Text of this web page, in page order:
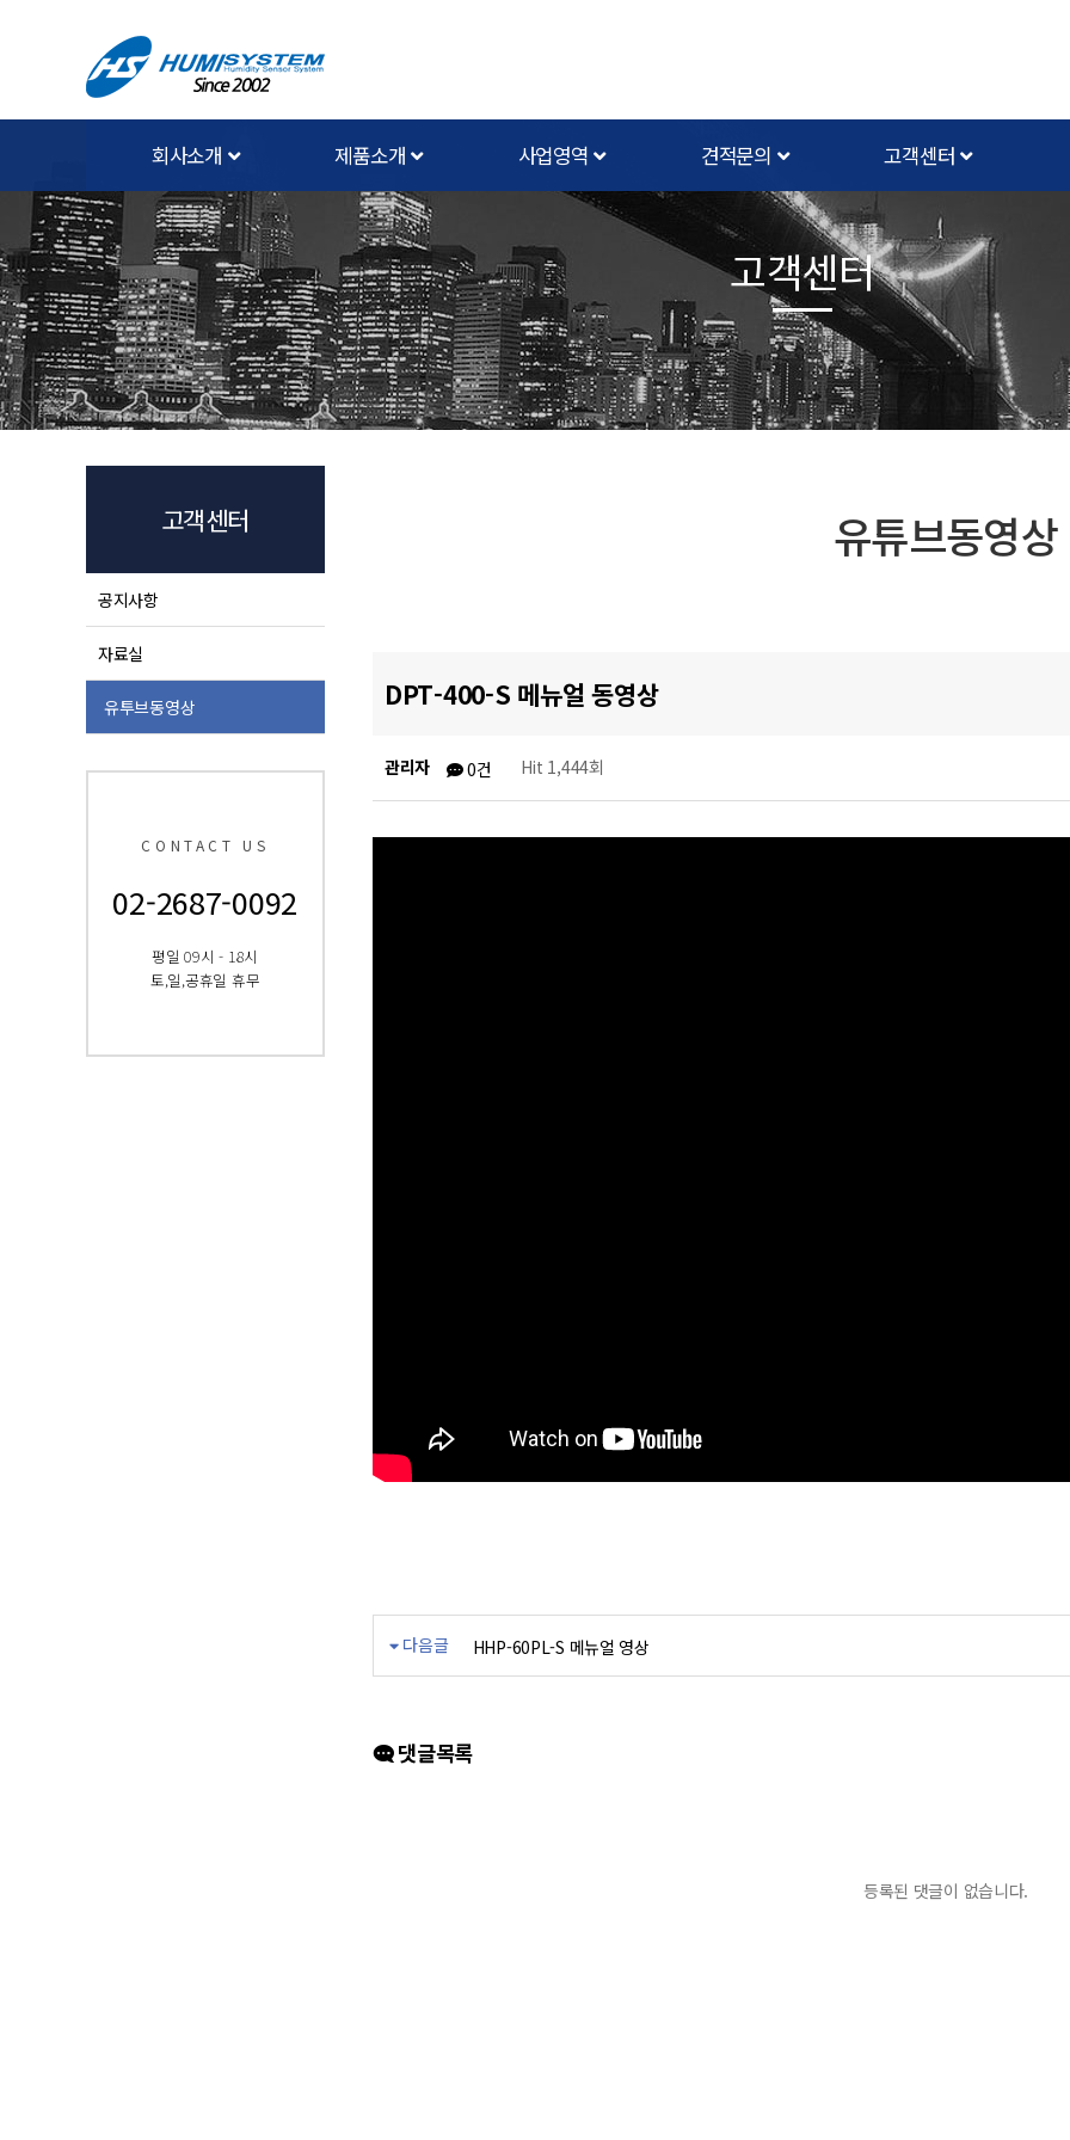
회사소개 제품소개 사업영역 견적문의 고객센터
고객센터
고객센터
공지사항
자료실
유투브동영상
CONTACT US
02-2687-0092
평일 09시 - 18시
토,일,공휴일 휴무
유튜브동영상
DPT-400-S 메뉴얼 동영상
관리자 0건 Hit 1,444회
다음글 HHP-60PL-S 메뉴얼 영상
댓글목록
등록된 댓글이 없습니다.